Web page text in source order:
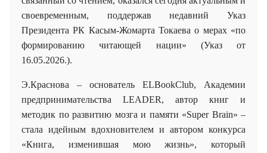
своевременным, поддержав недавний Указ
Президента РК Касым-Жомарта Токаева о мерах «по
формированию читающей нации» (Указ от
16.05.2026.).
Э.Краснова – основатель ELBookClub, Академии
предпринимательства LEADER, автор книг и
методик по развитию мозга и памяти «Super Brain» –
стала идейным вдохновителем и автором конкурса
«Книга, изменившая мою жизнь», который